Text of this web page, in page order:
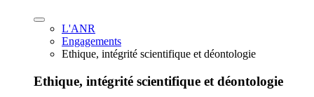
L'ANR
Engagements
Ethique, intégrité scientifique et déontologie
Ethique, intégrité scientifique et déontologie